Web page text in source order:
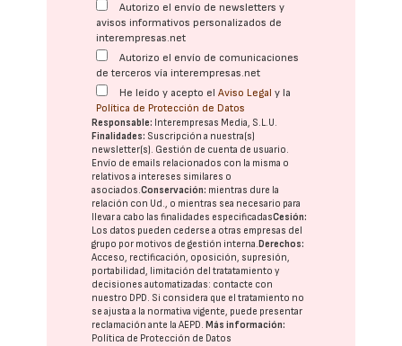
Autorizo el envío de newsletters y
avisos informativos personalizados de
interempresas.net
Autorizo el envío de comunicaciones
de terceros vía interempresas.net
He leído y acepto elAviso Legal y la
Política de Protección de Datos
Responsable: Interempresas Media, S.L.U.
Finalidades: Suscripción a nuestra(s)
newsletter(s). Gestión de cuenta de usuario.
Envío de emails relacionados con la misma o
relativos a intereses similares o
asociados.Conservación: mientras dure la
relación con Ud., o mientras sea necesario para
llevar a cabo las finalidades especificadasCesión:
Los datos pueden cederse a otras empresas del
grupo por motivos de gestión interna. Derechos:
Acceso, rectificación, oposición, supresión,
portabilidad, limitación del tratatamiento y
decisiones automatizadas: contacte con
nuestro DPD. Si considera que el tratamiento no
se ajusta a la normativa vigente, puede presentar
reclamación ante laAEPD. Más información:
Política de Protección de Datos